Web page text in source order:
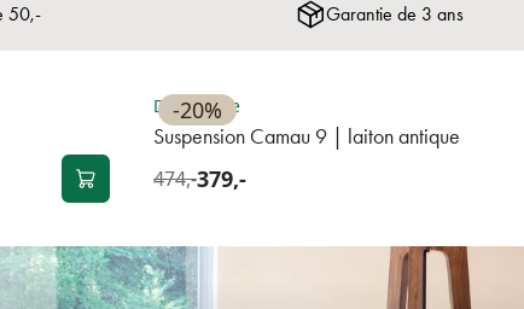
50,- Garantie de 3 ans
BEST-SELLER
-20%
Disponible
Suspension Camau 9 | laiton antique
474,-379,-